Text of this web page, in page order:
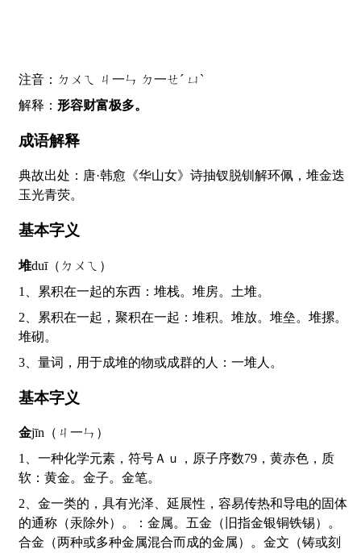
注音：ㄉㄨㄟ ㄐ一ㄣ ㄉ一ㄝˊ ㄩˋ
解释： 形容财富极多。
成语解释
典故出处：唐·韩愈《华山女》诗抽钗脱钏解环佩，堆金迭
玉光青荧。
基本字义
堆duī（ㄉㄨㄟ）
1、累积在一起的东西：堆栈。堆房。土堆。
2、累积在一起，聚积在一起：堆积。堆放。堆垒。堆摞。
堆砌。
3、量词，用于成堆的物或成群的人：一堆人。
基本字义
金jīn（ㄐ一ㄣ）
1、一种化学元素，符号Ａｕ，原子序数79，黄赤色，质
软：黄金。金子。金笔。
2、金一类的，具有光泽、延展性，容易传热和导电的固体
的通称（汞除外）。：金属。五金（旧指金银铜铁锡）。
合金（两种或多种金属混合而成的金属）。金文（铸或刻